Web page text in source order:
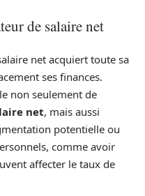
de salaire net
net acquiert toute sa
ses finances.
non seulement de
net, mais aussi
potentielle ou
comme avoir
affecter le taux de